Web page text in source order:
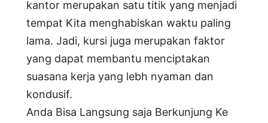
kantor merupakan satu titik yang menjadi
tempat Kita menghabiskan waktu paling
lama. Jadi, kursi juga merupakan faktor
yang dapat membantu menciptakan
suasana kerja yang lebh nyaman dan
kondusif.
Anda Bisa Langsung saja Berkunjung Ke